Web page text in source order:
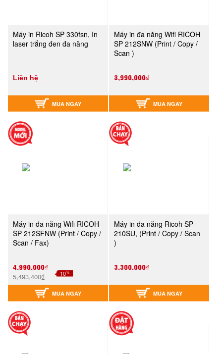
Máy in Ricoh SP 330fsn, In
laser trắng đen đa năng
Liên hệ
MUA NGAY
Máy in đa năng Wifi RICOH
SP 212SNW (Print / Copy /
Scan )
3,990,000₫
MUA NGAY
Máy in đa năng Wifi RICOH
SP 212SFNW (Print / Copy /
Scan / Fax)
4,990,000₫
5,493,400₫ -10%
MUA NGAY
Máy in đa năng Ricoh SP-
210SU, (Print / Copy / Scan
)
3,300,000₫
MUA NGAY